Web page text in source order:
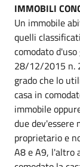
IMMOBILI
Un immobile
quelli
comodato
28/12/2015 n.
grado che lo
casa in
immobile
due dev'essere
proprietario e
A8 e A9, l'altro